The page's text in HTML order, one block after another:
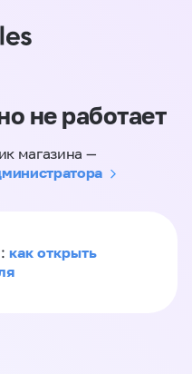
не работает
магазина —
как открыть